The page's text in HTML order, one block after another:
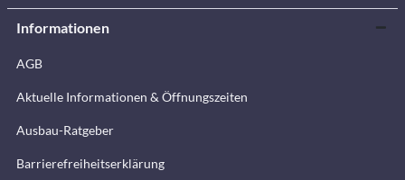
Informationen
AGB
Aktuelle Informationen & Öffnungszeiten
Ausbau-Ratgeber
Barrierefreiheitserklärung